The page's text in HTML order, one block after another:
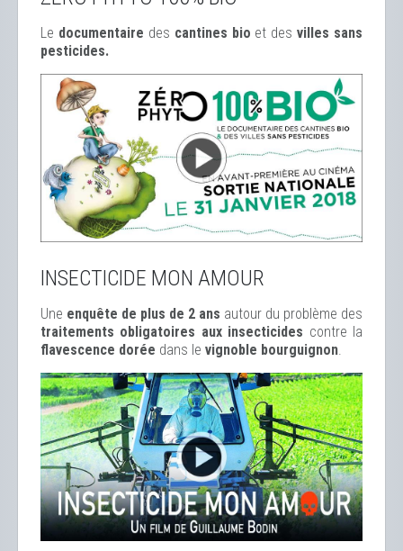
Le documentaire des cantines bio et desvilles sans
pesticides.
INSECTICIDE MON AMOUR
Une enquête de plus de 2 ans autour du problème des
traitements obligatoires aux insecticides contre la
flavescence dorée dans le vignoble bourguignon.